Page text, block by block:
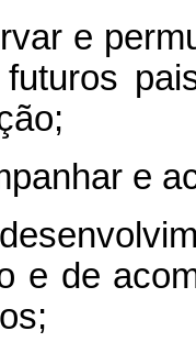
e
e
e de